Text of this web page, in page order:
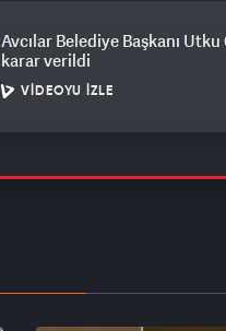
Avcılar Belediye Başkanı
karar verildi
VIDEOYU İZLE